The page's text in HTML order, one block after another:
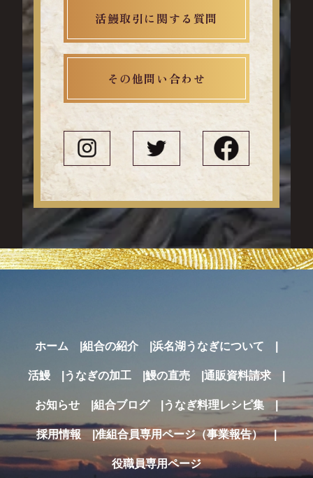
活鰻取引に関する質問
その他問い合わせ
ホーム 組合の紹介 浜名湖うなぎについて
活鰻 うなぎの加工 鰻の直売 通販資料請求
お知らせ 組合ブログ うなぎ料理レシピ集
採用情報 准組合員専用ページ（事業報告）
役職員専用ページ